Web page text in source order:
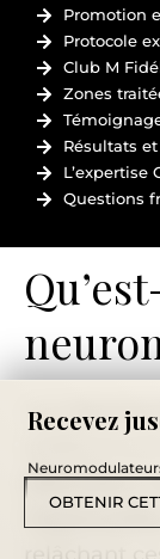
Recevez
OBTENIR
Promotion
Protocole
Club M
Zones
Résultats
L’expertise
Questions
Les
détendant